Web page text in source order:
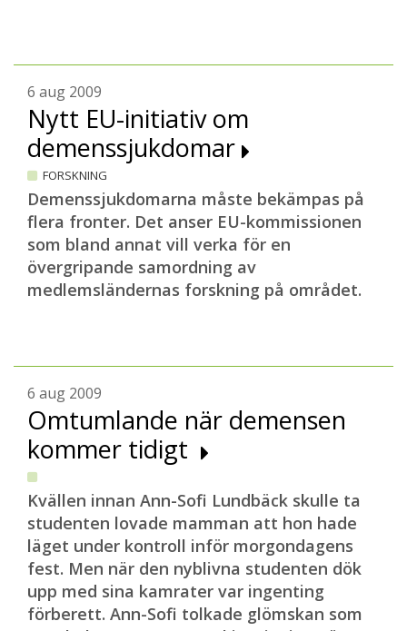
6 aug 2009
Nytt EU-initiativ om
demenssjukdomar
FORSKNING
Demenssjukdomarna måste bekämpas på
flera fronter. Det anser EU-kommissionen
som bland annat vill verka för en
övergripande samordning av
medlemsländernas forskning på området.
6 aug 2009
Omtumlande när demensen
kommer tidigt
Kvällen innan Ann-Sofi Lundbäck skulle ta
studenten lovade mamman att hon hade
läget under kontroll inför morgondagens
fest. Men när den nyblivna studenten dök
upp med sina kamrater var ingenting
förberett. Ann-Sofi tolkade glömskan som